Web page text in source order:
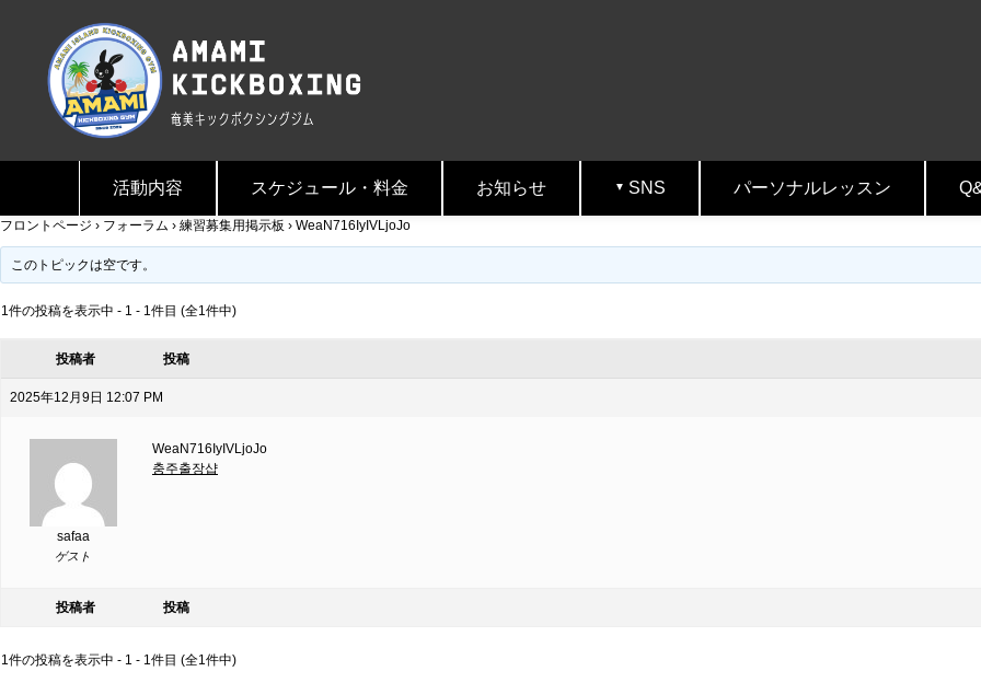
活動内容 スケジュール・料金 お知らせ SNS パーソナルレッスン
フロントページ › フォーラム › 練習募集用掲示板 › WeaN716IyIVLjoJo
このトピックは空です。
1件の投稿を表示中 - 1 - 1件目 (全1件中)
投稿者 投稿
2025年12月9日 12:07 PM
safaa
ゲスト
WeaN716IyIVLjoJo
충주출장샵
投稿者 投稿
1件の投稿を表示中 - 1 - 1件目 (全1件中)